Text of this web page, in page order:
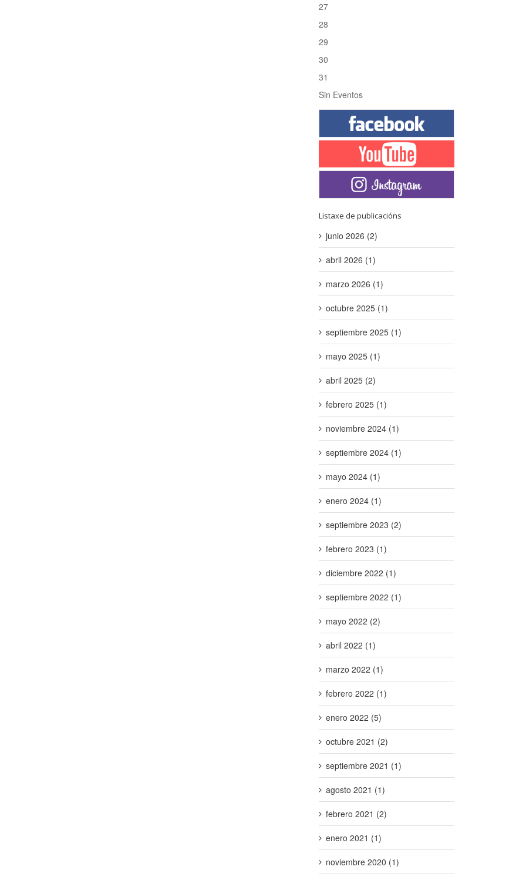
27
28
29
30
31
Sin Eventos
Listaxe de publicacións
junio 2026 (2)
abril 2026 (1)
marzo 2026 (1)
octubre 2025 (1)
septiembre 2025 (1)
mayo 2025 (1)
abril 2025 (2)
febrero 2025 (1)
noviembre 2024 (1)
septiembre 2024 (1)
mayo 2024 (1)
enero 2024 (1)
septiembre 2023 (2)
febrero 2023 (1)
diciembre 2022 (1)
septiembre 2022 (1)
mayo 2022 (2)
abril 2022 (1)
marzo 2022 (1)
febrero 2022 (1)
enero 2022 (5)
octubre 2021 (2)
septiembre 2021 (1)
agosto 2021 (1)
febrero 2021 (2)
enero 2021 (1)
noviembre 2020 (1)